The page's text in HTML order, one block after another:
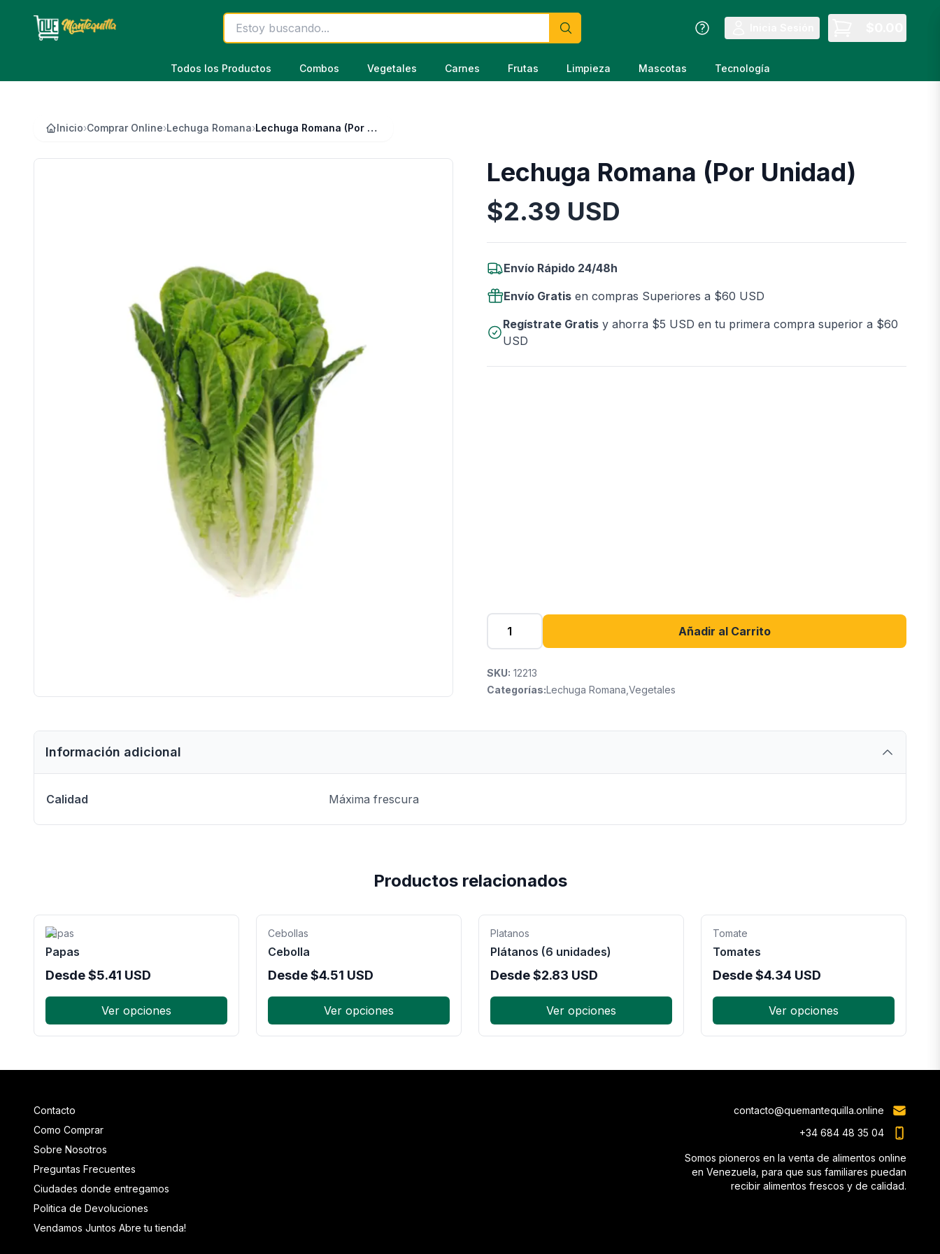
Todos los Productos Combos Vegetales Carnes Frutas Limpieza Mascotas Tecnología
Inicio›Comprar Online›Lechuga Romana› Lechuga Romana (Por Unidad)
Lechuga Romana (Por Unidad)
Información del Producto
$2.39 USD
Envío Rápido 24/48h
Envío Gratis en compras Superiores a $60 USD
Regístrate Gratisy ahorra $5 USD en tu primera compra superior a $60
USD
Añadir al Carrito
SKU: 12213
Categorías:Lechuga Romana Vegetales
Información adicional
Calidad Máxima frescura
Productos relacionados
Papas
Papas
Desde$5.41 USD
Ver opciones
Cebollas
Cebolla
Desde$4.51 USD
Ver opciones
Platanos
Plátanos (6 unidades)
Desde$2.83 USD
Ver opciones
Tomate
Tomates
Desde$4.34 USD
Ver opciones
Contacto
Como Comprar
Sobre Nosotros
Preguntas Frecuentes
Ciudades donde entregamos
Politica de Devoluciones
Vendamos Juntos Abre tu tienda!
contacto@quemantequilla.online
+34 684 48 35 04
Somos pioneros en la venta de alimentos online
en Venezuela, para que sus familiares puedan
recibir alimentos frescos y de calidad.